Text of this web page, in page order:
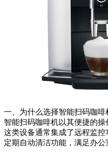
一、为什么选择智能扫码咖啡
智能扫码咖啡机以其便捷的
这类设备通常集成了远程监
定期自动清洁功能，满足办公